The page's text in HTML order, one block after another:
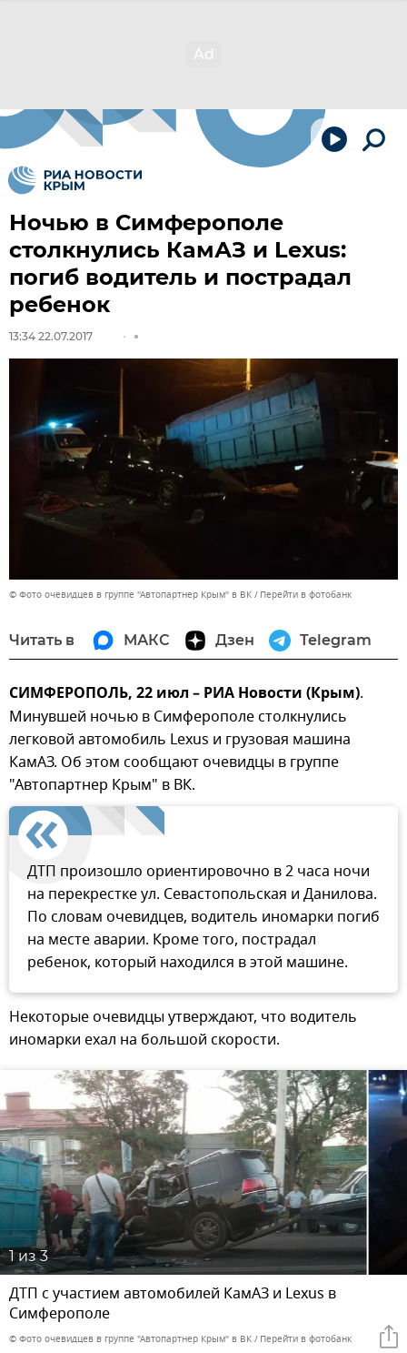
Ночью в Симферополе
столкнулись КамАЗ и Lexus:
погиб водитель и пострадал
ребенок
13:34 22.07.2017
© Фото очевидцев в группе "Автопартнер Крым" в ВК Перейти в фотобанк
Читать в МАКС Дзен Telegram
СИМФЕРОПОЛЬ, 22 июл – РИА Новости (Крым).
Минувшей ночью в Симферополе столкнулись
легковой автомобиль Lexus и грузовая машина
КамАЗ. Об этом сообщают очевидцы в группе
"Автопартнер Крым" в ВК.
ДТП произошло ориентировочно в 2 часа ночи
на перекрестке ул. Севастопольская и Данилова.
По словам очевидцев, водитель иномарки погиб
на месте аварии. Кроме того, пострадал
ребенок, который находился в этой машине.
Некоторые очевидцы утверждают, что водитель
иномарки ехал на большой скорости.
1из 3
ДТП с участием автомобилей КамАЗ и Lexus в
Симферополе
© Фото очевидцев в группе "Автопартнер Крым" в ВК Перейти в фотобанк